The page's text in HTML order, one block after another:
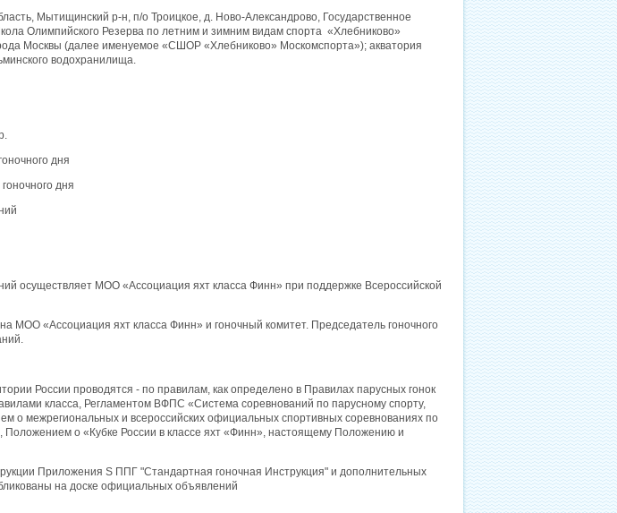
Мытищинский р-н, п/о Троицкое, д. Ново-Александрово, Государственное
Олимпийского Резерва по летним и зимним видам спорта «Хлебниково»
Москвы (далее именуемое «СШОР «Хлебниково» Москомспорта»); акватория
водохранилища.
дня
дня
осуществляет МОО «Ассоциация яхт класса Финн» при поддержке Всероссийской
МОО «Ассоциация яхт класса Финн» и гоночный комитет. Председатель гоночного
России проводятся - по правилам, как определено в Правилах парусных гонок
класса, Регламентом ВФПС «Система соревнований по парусному спорту,
о межрегиональных и всероссийских официальных спортивных соревнованиях по
Положением о «Кубке России в классе яхт «Финн», настоящему Положению и
Приложения S ППГ "Стандартная гоночная Инструкция" и дополнительных
на доске официальных объявлений